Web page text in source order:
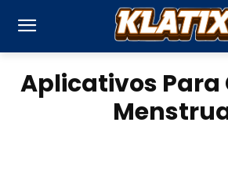
Aplicativos Para